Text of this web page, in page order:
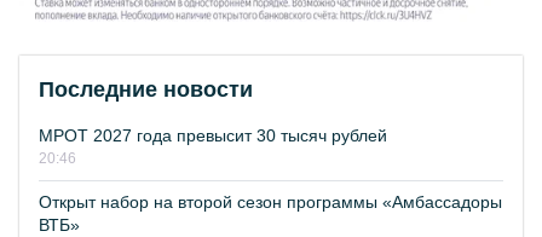
Последние новости
МРОТ 2027 года превысит 30 тысяч рублей
20:46
Открыт набор на второй сезон программы «Амбассадоры
ВТБ»